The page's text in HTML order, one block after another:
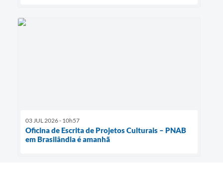
03 JUL 2026 - 10h57
Oficina de Escrita de Projetos Culturais – PNAB
em Brasilândia é amanhã